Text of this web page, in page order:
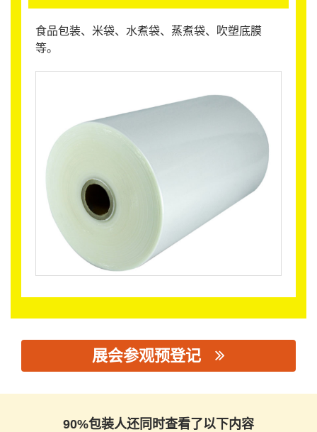
食品包装、米袋、水煮袋、蒸煮袋、吹塑底膜
等。
展会参观预登记
90%包装人还同时查看了以下内容